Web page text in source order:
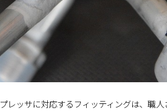
レッサに対応するフィッティングは、職